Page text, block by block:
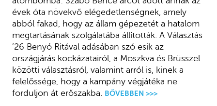
évek óta növekvő elégedetlenségnek, amely
abból fakad, hogy az állam gépezetét a hatalom
megtartásának szolgálatába állították. A Választás
’26 Benyó Ritával adásában szó esik az
országjárás kockázatairól, a Moszkva és Brüsszel
közötti választásról, valamint arról is, kinek a
felelőssége, hogy a kampány végjátéka ne
forduljon át erőszakba. BŐVEBBEN >>>